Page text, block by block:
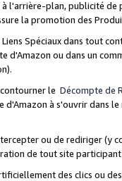
l'arrière-plan, publicité
la promotion des
Spéciaux dans tout
d'Amazon ou dans un
le Décompte de
à s'ouvrir dans
ou de rediriger
de tout site
des clics ou